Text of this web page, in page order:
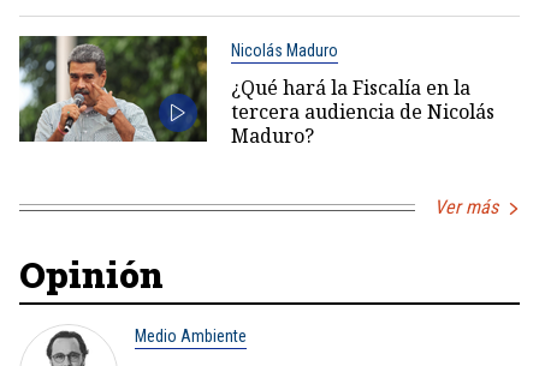
Nicolás Maduro
¿Qué hará la Fiscalía en la
tercera audiencia de Nicolás
Maduro?
Ver más
Opinión
Medio Ambiente